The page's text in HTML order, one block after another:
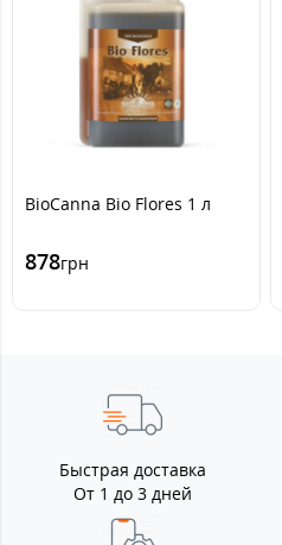
BioCanna Bio Flores 1 л
878грн
Быстрая доставка
От 1 до 3 дней